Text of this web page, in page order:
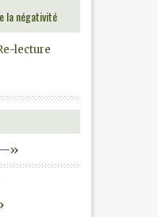
la négativité
lecture